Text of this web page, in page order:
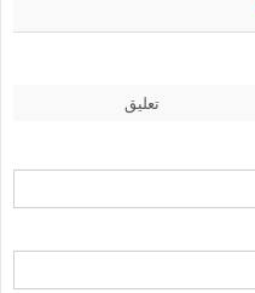
تعليق